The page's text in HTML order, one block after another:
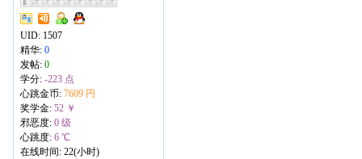
UID: 1507
精华: 0
发帖: 0
学分: -223 点
心跳金币: 7609 円
奖学金: 52 ￥
邪恶度: 0 级
心跳度: 6 ℃
在线时间: 22(小时)